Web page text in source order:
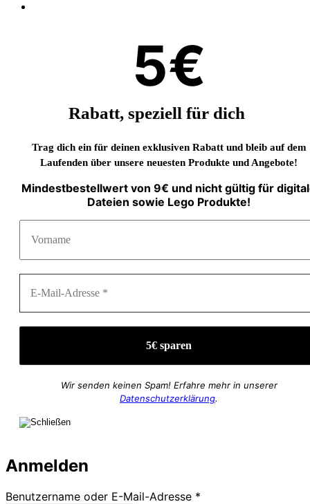
5€
Rabatt, speziell für dich
Trag dich ein für deinen exklusiven Rabatt und bleib auf dem
Laufenden über unsere neuesten Produkte und Angebote!
Mindestbestellwert von 9€ und nicht gültig für
Dateien sowie Lego Produkte!
Wir senden keinen Spam! Erfahre mehr in unserer
Datenschutzerklärung.
Anmelden
Benutzername oder E-Mail-Adresse *